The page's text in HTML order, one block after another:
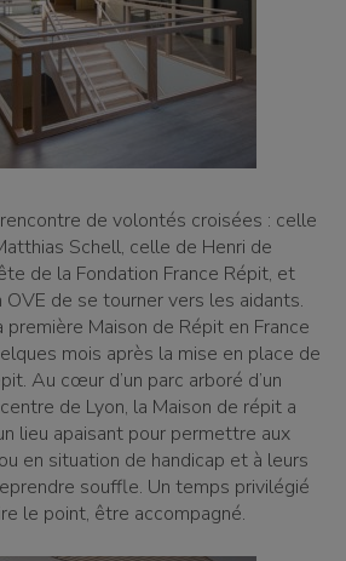
rencontre de volontés croisées : celle
Schell, celle de Henri de
de la Fondation France Répit, et
de se tourner vers les aidants.
première Maison de Répit en France
mois après la mise en place de
Au cœur d’un parc arboré d’un
de Lyon, la Maison de répit a
lieu apaisant pour permettre aux
en situation de handicap et à leurs
souffle. Un temps privilégié
le point, être accompagné.